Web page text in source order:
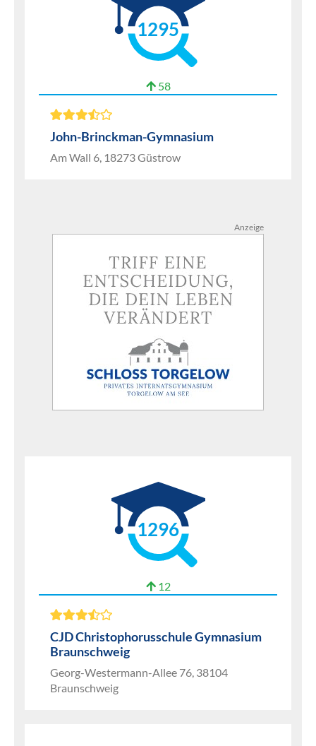
1295
58
John-Brinckman-Gymnasium
Am Wall 6, 18273 Güstrow
Anzeige
1296
12
CJD Christophorusschule Gymnasium
Braunschweig
Georg-Westermann-Allee 76, 38104
Braunschweig